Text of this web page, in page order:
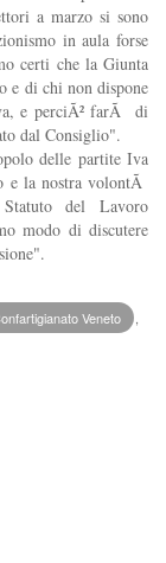
a marzo si sono
in aula forse
certi che la Giunta
e di chi non dispone
e perciÃ² farÃ di
dal Consiglio".
delle partite Iva
e la nostra volontÃ
del Lavoro
modo di discutere
Veneto